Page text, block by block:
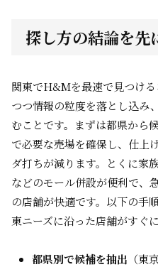
探し方の結論を先
関東でH&Mを最速で見つけ
つつ情報の粒度を落とし込み
むことです。まずは都県から
で必要な売場を確保し、仕上
ダ打ちが減ります。とくに家
などのモール併設が便利で、
の店舗が快適です。以下の手
東ニーズに沿った店舗がすぐ
都県別で候補を抽出 （東